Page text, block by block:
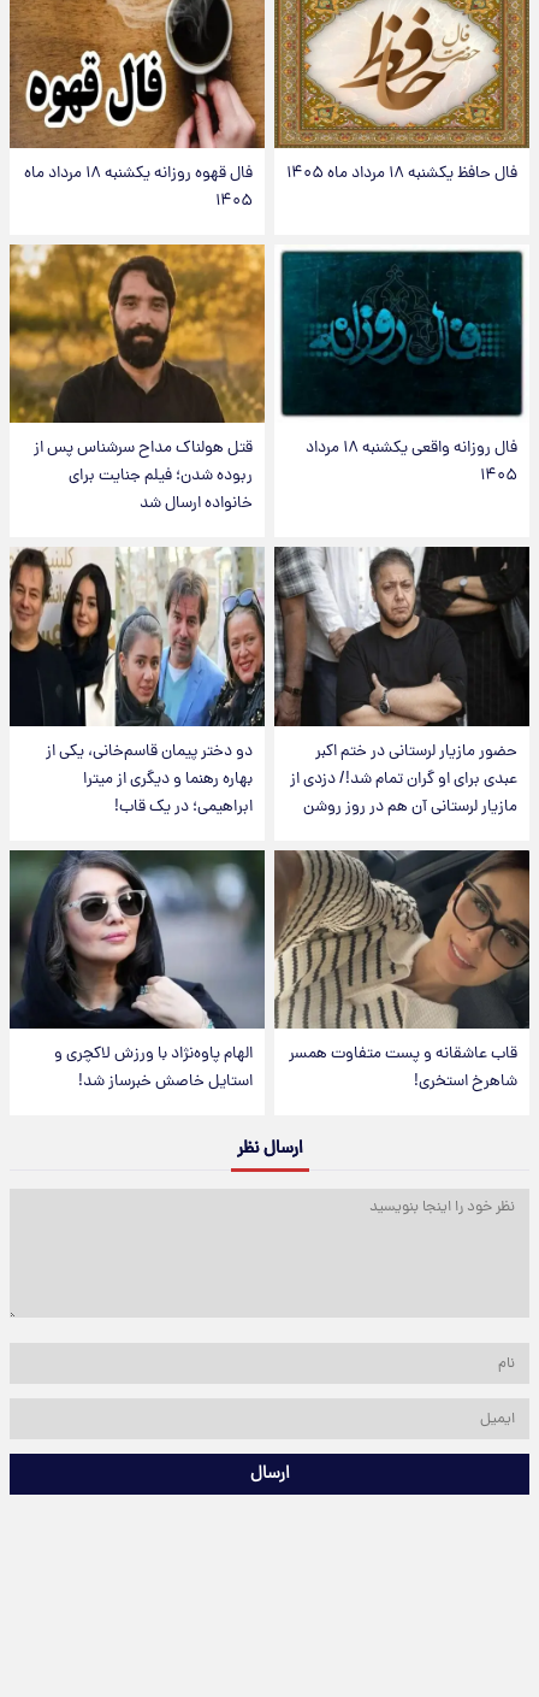
فال حافظ یکشنبه ۱۸ مرداد ماه ۱۴۰۵
فال قهوه روزانه یکشنبه ۱۸ مرداد ماه
۱۴۰۵
فال روزانه واقعی یکشنبه ۱۸ مرداد
۱۴۰۵
قتل هولناک مداح سرشناس پس از
ربوده شدن؛ فیلم جنایت برای
خانواده ارسال شد
حضور مازیار لرستانی در ختم اکبر
عبدی برای او گران تمام شد!/ دزدی از
مازیار لرستانی آن هم در روز روشن
دو دختر پیمان قاسم‌خانی، یکی از
بهاره رهنما و دیگری از میترا
ابراهیمی؛ در یک قاب!
قاب عاشقانه و پست متفاوت همسر
شاهرخ استخری!
الهام پاوه‌نژاد با ورزش لاکچری و
استایل خاصش خبرساز شد!
ارسال نظر
ارسال